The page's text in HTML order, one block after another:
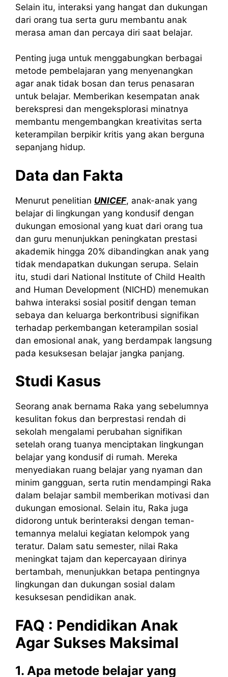
Selain itu, interaksi yang hangat dan dukungan
dari orang tua serta guru membantu anak
merasa aman dan percaya diri saat belajar.
Penting juga untuk menggabungkan berbagai
metode pembelajaran yang menyenangkan
agar anak tidak bosan dan terus penasaran
untuk belajar. Memberikan kesempatan anak
berekspresi dan mengeksplorasi minatnya
membantu mengembangkan kreativitas serta
keterampilan berpikir kritis yang akan berguna
sepanjang hidup.
Data dan Fakta
Menurut penelitian UNICEF, anak-anak yang
belajar di lingkungan yang kondusif dengan
dukungan emosional yang kuat dari orang tua
dan guru menunjukkan peningkatan prestasi
akademik hingga 20% dibandingkan anak yang
tidak mendapatkan dukungan serupa. Selain
itu, studi dari National Institute of Child Health
and Human Development (NICHD) menemukan
bahwa interaksi sosial positif dengan teman
sebaya dan keluarga berkontribusi signifikan
terhadap perkembangan keterampilan sosial
dan emosional anak, yang berdampak langsung
pada kesuksesan belajar jangka panjang.
Studi Kasus
Seorang anak bernama Raka yang sebelumnya
kesulitan fokus dan berprestasi rendah di
sekolah mengalami perubahan signifikan
setelah orang tuanya menciptakan lingkungan
belajar yang kondusif di rumah. Mereka
menyediakan ruang belajar yang nyaman dan
minim gangguan, serta rutin mendampingi Raka
dalam belajar sambil memberikan motivasi dan
dukungan emosional. Selain itu, Raka juga
didorong untuk berinteraksi dengan teman-
temannya melalui kegiatan kelompok yang
teratur. Dalam satu semester, nilai Raka
meningkat tajam dan kepercayaan dirinya
bertambah, menunjukkan betapa pentingnya
lingkungan dan dukungan sosial dalam
kesuksesan pendidikan anak.
FAQ : Pendidikan Anak
Agar Sukses Maksimal
1. Apa metode belajar yang